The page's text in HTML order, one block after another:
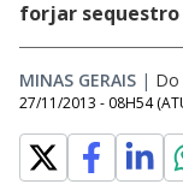
forjar sequestro
MINAS GERAIS | Do
27/11/2013 - 08H54